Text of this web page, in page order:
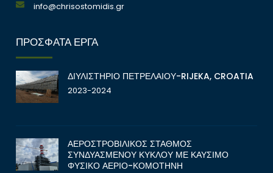
info@chrisostomidis.gr
ΠΡΟΣΦΑΤΑ ΕΡΓΑ
ΔΙΥΛΙΣΤΗΡΙΟ ΠΕΤΡΕΛΑΙΟΥ-RIJEKA, CROATIA
2023-2024
ΑΕΡΟΣΤΡΟΒΙΛΙΚΟΣ ΣΤΑΘΜΟΣ
ΣΥΝΔΥΑΣΜΕΝΟΥ ΚΥΚΛΟΥ ΜΕ ΚΑΥΣΙΜΟ
ΦΥΣΙΚΟ ΑΕΡΙΟ-ΚΟΜΟΤΗΝΗ